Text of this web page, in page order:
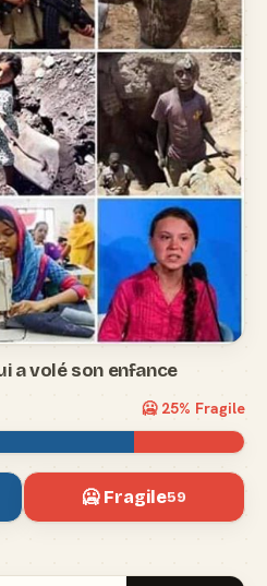
a volé son enfance
🥶 25% Fragile
🥶 Fragile59